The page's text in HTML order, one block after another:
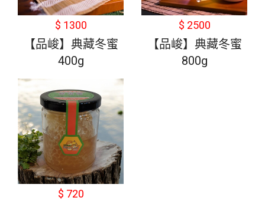
$ 1300
【品峻】典藏冬蜜
400g
$ 2500
【品峻】典藏冬蜜
800g
$ 720